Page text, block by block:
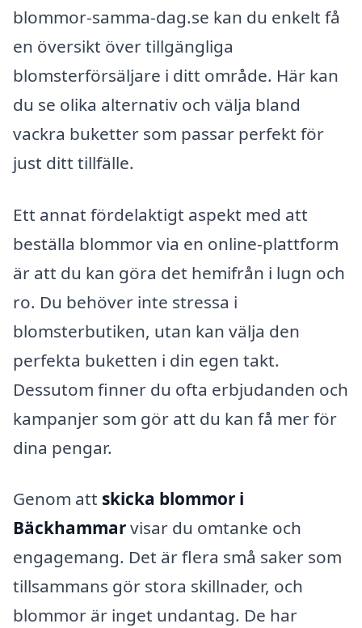
blommor-samma-dag.se kan du enkelt få
en översikt över tillgängliga
blomsterförsäljare i ditt område. Här kan
du se olika alternativ och välja bland
vackra buketter som passar perfekt för
just ditt tillfälle.
Ett annat fördelaktigt aspekt med att
beställa blommor via en online-plattform
är att du kan göra det hemifrån i lugn och
ro. Du behöver inte stressa i
blomsterbutiken, utan kan välja den
perfekta buketten i din egen takt.
Dessutom finner du ofta erbjudanden och
kampanjer som gör att du kan få mer för
dina pengar.
Genom att skicka blommor i
Bäckhammarvisar du omtanke och
engagemang. Det är flera små saker som
tillsammans gör stora skillnader, och
blommor är inget undantag. De har